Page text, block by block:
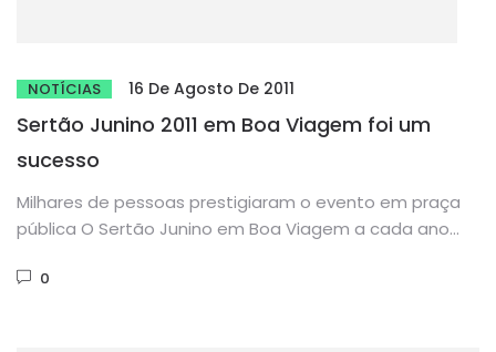
NOTÍCIAS 16 De Agosto De 2011
Sertão Junino 2011 em Boa Viagem foi um
sucesso
Milhares de pessoas prestigiaram o evento em praça
pública O Sertão Junino em Boa Viagem a cada ano
0